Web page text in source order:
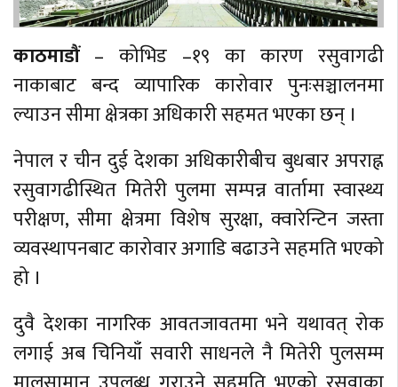
काठमाडौं– कोभिड –१९ का कारण रसुवागढी
नाकाबाट बन्द व्यापारिक कारोवार पुनःसञ्चालनमा
ल्याउन सीमा क्षेत्रका अधिकारी सहमत भएका छन् ।
नेपाल र चीन दुई देशका अधिकारीबीच बुधबार अपराह्न
रसुवागढीस्थित मितेरी पुलमा सम्पन्न वार्तामा स्वास्थ्य
परीक्षण, सीमा क्षेत्रमा विशेष सुरक्षा, क्वारेन्टिन जस्ता
व्यवस्थापनबाट कारोवार अगाडि बढाउने सहमति भएको
हो ।
दुवै देशका नागरिक आवतजावतमा भने यथावत् रोक
लगाई अब चिनियाँ सवारी साधनले नै मितेरी पुलसम्म